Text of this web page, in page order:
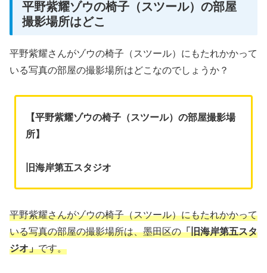
平野紫耀ゾウの椅子（スツール）の部屋
撮影場所はどこ
平野紫耀さんがゾウの椅子（スツール）にもたれかかって
いる写真の部屋の撮影場所はどこなのでしょうか？
【平野紫耀ゾウの椅子（スツール）の部屋撮影場
所】
旧海岸第五スタジオ
平野紫耀さんがゾウの椅子（スツール）にもたれかかって
いる写真の部屋の撮影場所は、墨田区の「旧海岸第五スタ
ジオ」です。